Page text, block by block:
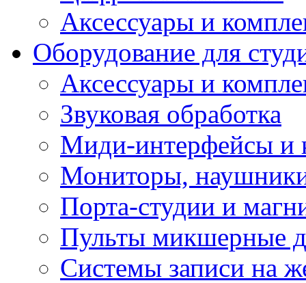
Аксессуары и
Оборудование для
Аксессуары и
Звуковая обработка
Миди-интерфейсы и
Мониторы,
Порта-студии и
Пульты микшерные
Системы записи на